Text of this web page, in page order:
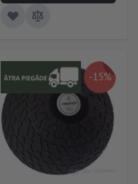
-15%